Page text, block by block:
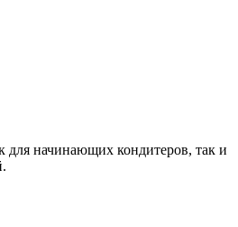
для начинающих кондитеров, так и